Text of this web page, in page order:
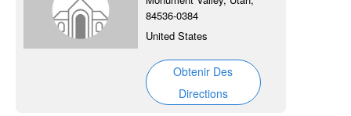
84536-0384
United States
Obtenir Des
Directions